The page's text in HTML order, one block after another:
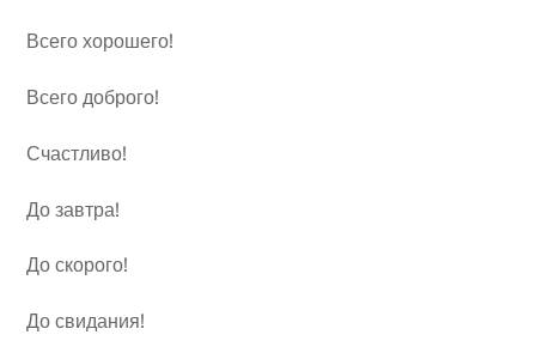
Всего хорошего!
Всего доброго!
Счастливо!
До завтра!
До скорого!
До свидания!